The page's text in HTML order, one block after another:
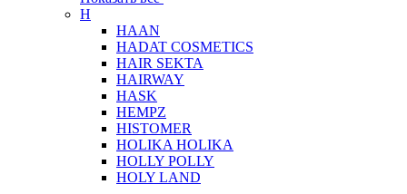
H
HAAN
HADAT COSMETICS
HAIR SEKTA
HAIRWAY
HASK
HEMPZ
HISTOMER
HOLIKA HOLIKA
HOLLY POLLY
HOLY LAND